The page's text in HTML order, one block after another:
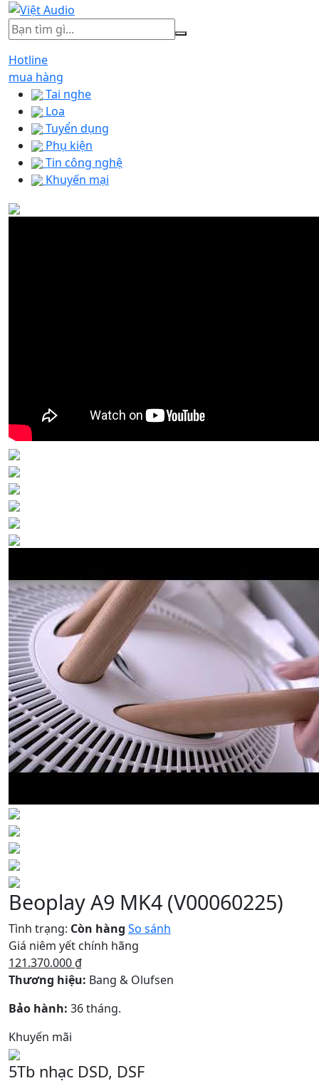
Hotline
mua hàng
Tai nghe
Loa
Tuyển dụng
Phụ kiện
Tin công nghệ
Khuyến mại
Beoplay A9 MK4 (V00060225)
Tình trạng: Còn hàng So sánh
Giá niêm yết chính hãng
121.370.000 ₫
Thương hiệu: Bang & Olufsen
Bảo hành: 36 tháng.
Khuyến mãi
5Tb nhạc DSD, DSF